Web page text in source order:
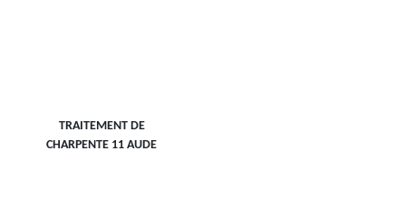
TRAITEMENT DE
CHARPENTE 11 AUDE